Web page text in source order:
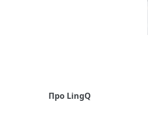
Про LingQ